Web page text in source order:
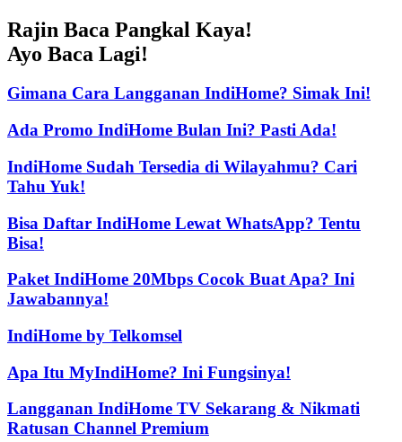
Rajin Baca Pangkal Kaya!
Ayo Baca Lagi!
Gimana Cara Langganan IndiHome? Simak Ini!
Ada Promo IndiHome Bulan Ini? Pasti Ada!
IndiHome Sudah Tersedia di Wilayahmu? Cari
Tahu Yuk!
Bisa Daftar IndiHome Lewat WhatsApp? Tentu
Bisa!
Paket IndiHome 20Mbps Cocok Buat Apa? Ini
Jawabannya!
IndiHome by Telkomsel
Apa Itu MyIndiHome? Ini Fungsinya!
Langganan IndiHome TV Sekarang & Nikmati
Ratusan Channel Premium